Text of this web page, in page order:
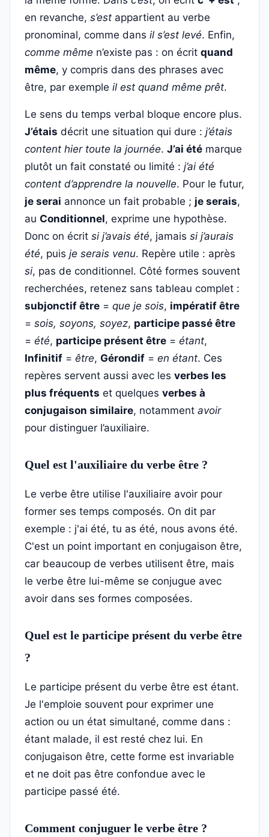
en revanche, s’est appartient au verbe
pronominal, comme dans il s’est levé. Enfin,
comme même n’existe pas : on écrit quand
même, y compris dans des phrases avec
être, par exemple il est quand même prêt.
Le sens du temps verbal bloque encore plus.
J’étais décrit une situation qui dure : j’étais
content hier toute la journée. J’ai été marque
plutôt un fait constaté ou limité : j’ai été
content d’apprendre la nouvelle. Pour le futur,
je serai annonce un fait probable ; je serais,
au Conditionnel, exprime une hypothèse.
Donc on écrit si j’avais été, jamais si j’aurais
été, puis je serais venu. Repère utile : après
si, pas de conditionnel. Côté formes souvent
recherchées, retenez sans tableau complet :
subjonctif être = que je sois, impératif être
= sois, soyons, soyez, participe passé être
= été, participe présent être = étant,
Infinitif = être, Gérondif = en étant. Ces
repères servent aussi avec les verbes les
plus fréquents et quelques verbes à
conjugaison similaire, notamment avoir
pour distinguer l’auxiliaire.
Quel est l'auxiliaire du verbe être ?
Le verbe être utilise l'auxiliaire avoir pour
former ses temps composés. On dit par
exemple : j'ai été, tu as été, nous avons été.
C'est un point important en conjugaison être,
car beaucoup de verbes utilisent être, mais
le verbe être lui-même se conjugue avec
avoir dans ses formes composées.
Quel est le participe présent du verbe être
?
Le participe présent du verbe être est étant.
Je l'emploie souvent pour exprimer une
action ou un état simultané, comme dans :
étant malade, il est resté chez lui. En
conjugaison être, cette forme est invariable
et ne doit pas être confondue avec le
participe passé été.
Comment conjuguer le verbe être ?